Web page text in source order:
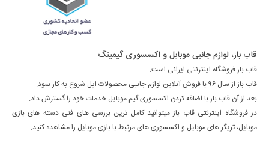
قاب باز، لوازم جانبی موبایل و اکسسوری گیمینگ
قاب باز فروشگاه اینترنتی ایرانی است.
قاب باز از سال ۹۶ با فروش آنلاین لوازم جانبی محصولات اپل شروع به کار نمود.
بعد از آن قاب باز با اضافه کردن اکسسوری گیم موبایل خدمات خود را گسترش داد.
در فروشگاه اینترنتی قاب باز میتوانید کامل ترین بررسی های فنی دسته های بازی
موبایل، تریگر های موبایل و اکسسوری های مرتبط با بازی موبایل را مشاهده کنید.